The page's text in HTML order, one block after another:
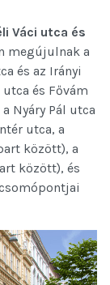
Váci utca és
megújulnak a
és az Irányi
és Fővám
Nyáry Pál utca
utca, a
között), a
között), és